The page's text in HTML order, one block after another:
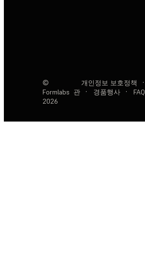
©
Formlabs
2026
개인정보 보호정책 ·
관
· 경품행사 · FAQ